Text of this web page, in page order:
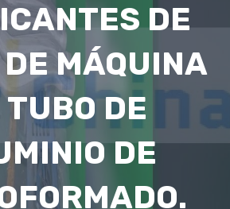
DE
MÁQUINA
TUBO DE
DE